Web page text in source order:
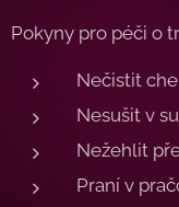
Pokyny pro péči o
Nečistit
Nesušit v
Nežehlit
Praní v